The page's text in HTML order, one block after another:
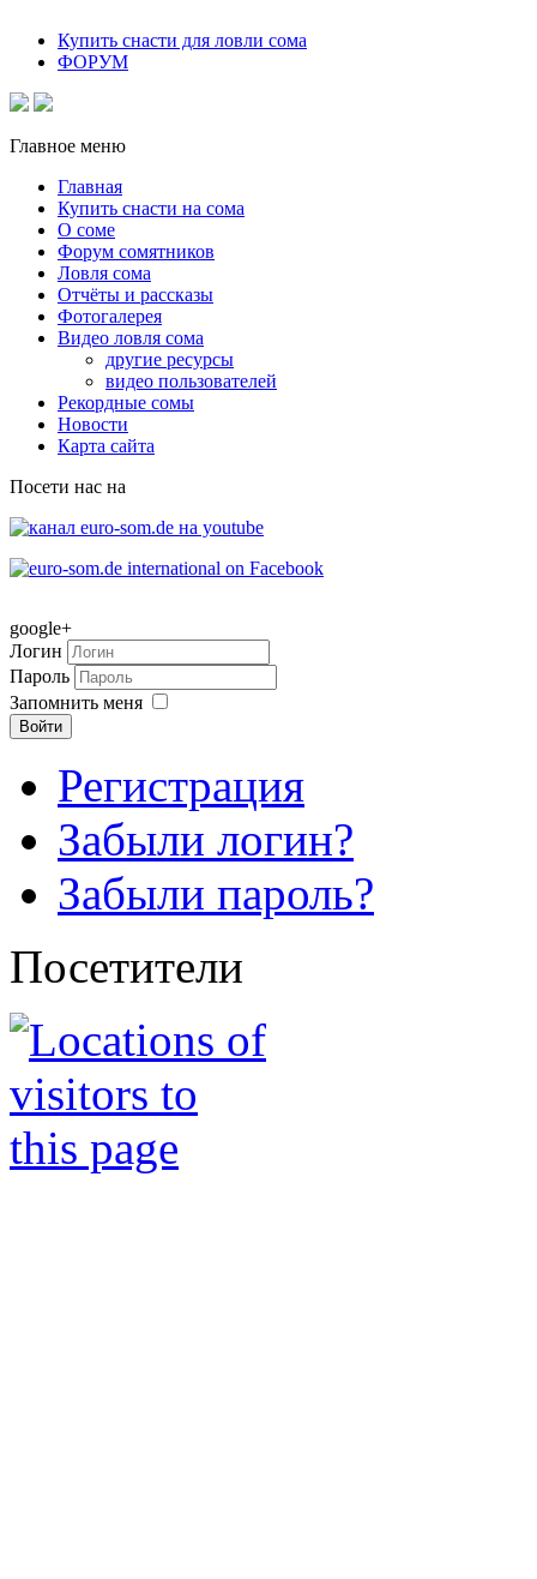
Купить снасти для ловли сома
ФОРУМ
Главное меню
Главная
Купить снасти на сома
О соме
Форум сомятников
Ловля сома
Отчёты и рассказы
Фотогалерея
Видео ловля сома
другие ресурсы
видео пользователей
Рекордные сомы
Новости
Карта сайта
Посети нас на
google+
Логин
Пароль
Запомнить меня
Войти
Регистрация
Забыли логин?
Забыли пароль?
Посетители